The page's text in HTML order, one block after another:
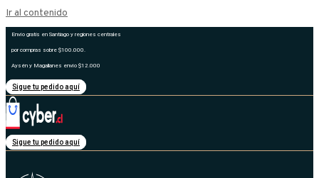
Ir al contenido
Envío gratis en Santiago y regiones centrales
por compras sobre $100.000.
Aysén y Magallanes envío $12.000
Sigue tu pedido aquí
Sigue tu pedido aquí